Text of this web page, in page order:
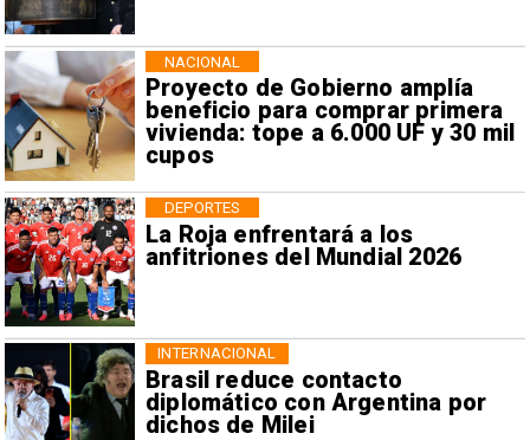
Proyecto de Gobierno amplía
beneficio para comprar primera
vivienda: tope a 6.000 UF y 30 mil
cupos
NACIONAL
La Roja enfrentará a los
anfitriones del Mundial 2026
DEPORTES
Brasil reduce contacto
diplomático con Argentina por
dichos de Milei
INTERNACIONAL